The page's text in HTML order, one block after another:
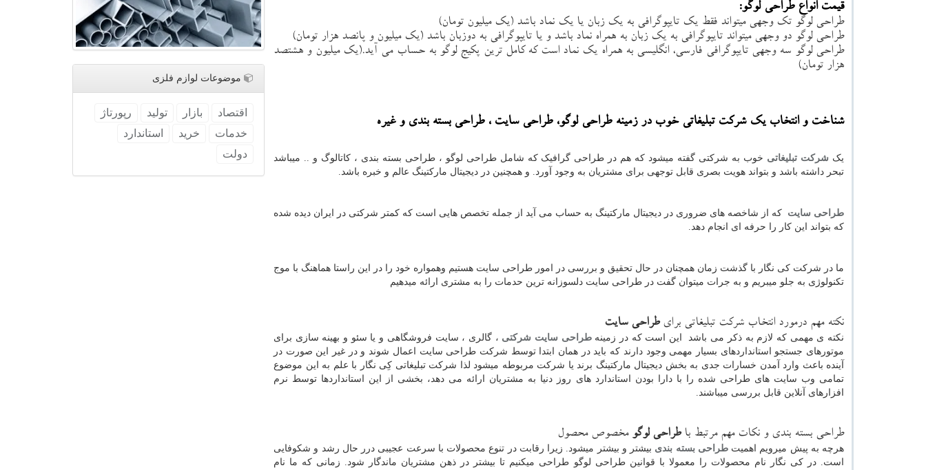
قیمت انواع طراحی لوگو:
طراحی لوگو تک وجهی میتواند فقط یک تایپوگرافی به یک زبان یا یک نماد باشد (یک میلیون تومان)
طراحی لوگو دو وجهی میتواند تایپوگرافی به یک زبان به همراه نماد باشد و یا تایپوگرافی به دوزبان باشد (یک میلیون و پانصد هزار تومان)
طراحی لوگو سه وجهی تایپوگرافی فارسی، انگلیسی به همراه یک نماد است که کامل ترین پکیج لوگو به حساب می آید.(یک میلیون و هشتصد
هزار تومان)
شناخت و انتخاب یکشرکت تبلیغاتی خوب در زمینهطراحی لوگو، طراحی سایت ، طراحی بسته بندی و غیره
یک شرکت تبلیغاتی خوب به شرکتی گفته میشود که هم در طراحی گرافیک که شامل طراحی لوگو ، طراحی بسته بندی ، کاتالوگ و .. میباشد
تبحر داشته باشد و بتواند هویت بصری قابل توجهی برای مشتریان به وجود آورد. و همچنین در دیجیتال مارکتینگ عالم و خبره باشد.
طراحی سایت که از شاخصه های ضروری در دیجیتال مارکتینگ به حساب می آید از جمله تخصص هایی است که کمتر شرکتی در ایران دیده شده
که بتواند این کار را حرفه ای انجام دهد.
ما در شرکت کی نگار با گذشت زمان همچنان در حال تحقیق و بررسی در امور طراحی سایت هستیم وهمواره خود را در این راستا هماهنگ با موج
تکنولوژی به جلو میبریم و به جرات میتوان گفت در طراحی سایت دلسوزانه ترین حدمات را به مشتری ارائه میدهیم
نکته مهم درمورد انتخاب شرکت تبلیغاتی برایطراحی سایت
نکته ی مهمی که لازم به ذکر می باشد این است که در زمینهطراحی سایت شرکتی ، گالری ، سایت فروشگاهی و یا سئو و بهینه سازی برای
موتورهای جستجو استانداردهای بسیار مهمی وجود دارند که باید در همان ابتدا توسط شرکت طراحی سایت اعمال شوند و در غیر این صورت در
آینده باعث وارد آمدن خسارات جدی به بخش دیجیتال مارکتینگ برند یا شرکت مربوطه میشود لذا شرکت تبلیغاتی کِی نگار با علم به این موضوع
تمامی وب سایت های طراحی شده را با دارا بودن استاندارد های روز دنیا به مشتریان ارائه می دهد، بخشی از این استانداردها توسط نرم
افزارهای آنلاین قابل بررسی میباشند.
طراحی بسته بندی و نکات مهم مرتبط باطراحی لوگو مخصوص محصول
هرچه به پیش میرویم اهمیتطراحی بسته بندی بیشتر و بیشتر میشود. زیرا رقابت در تنوع محصولات با سرعت عجیبی درر حال رشد و شکوفایی
است. در کی نگار نام محصولات را معمولا با قوانین طراحی لوگو طراحی میکنیم تا بیشتر در ذهن مشتریان ماندگار شود. زمانی که ما نام
موضوعات لوازم فلزی
اقتصاد بازار تولید
رپورتاژ
خدمات
خرید
استاندارد
دولت